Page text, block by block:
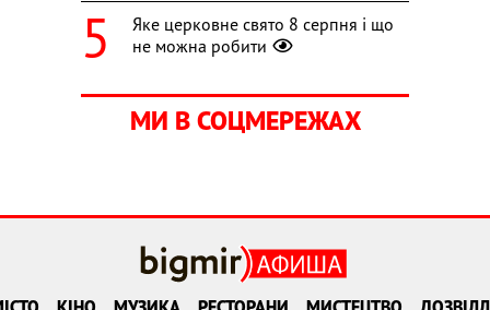
Яке церковне свято 8 серпня і що
не можна робити
МИ В СОЦМЕРЕЖАХ